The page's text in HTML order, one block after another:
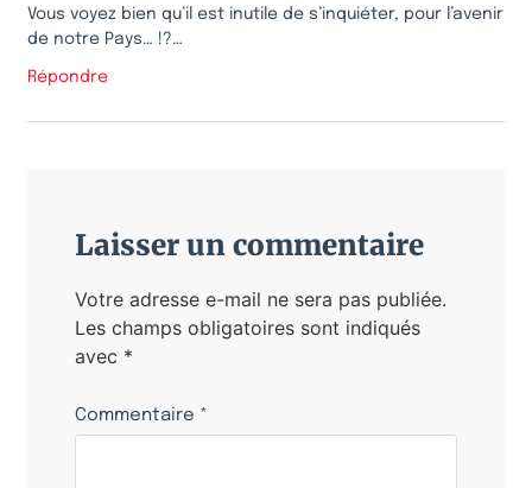
Vous voyez bien qu’il est inutile de s’inquiéter, pour l’avenir
de notre Pays… !?…
Répondre
Laisser un commentaire
Votre adresse e-mail ne sera pas publiée.
Les champs obligatoires sont indiqués
avec *
Commentaire *